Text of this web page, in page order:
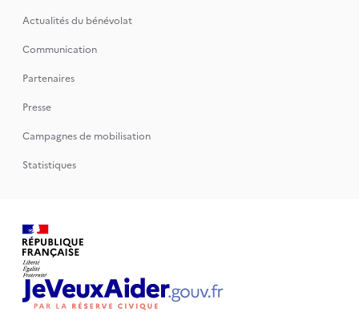
Actualités du bénévolat
Communication
Partenaires
Presse
Campagnes de mobilisation
Statistiques